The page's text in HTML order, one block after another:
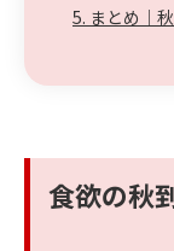
5. まとめ｜
食欲の秋